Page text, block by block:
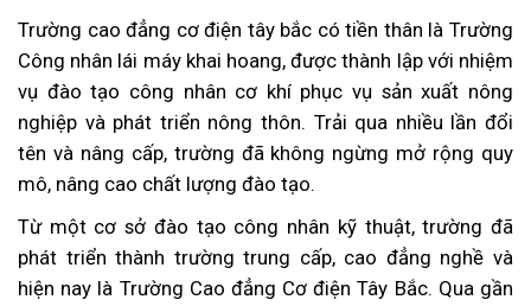
Trường cao đẳng cơ điện tây bắc có tiền thân là Trường
Công nhân lái máy khai hoang, được thành lập với nhiệm
vụ đào tạo công nhân cơ khí phục vụ sản xuất nông
nghiệp và phát triển nông thôn. Trải qua nhiều lần đổi
tên và nâng cấp, trường đã không ngừng mở rộng quy
mô, nâng cao chất lượng đào tạo.
Từ một cơ sở đào tạo công nhân kỹ thuật, trường đã
phát triển thành trường trung cấp, cao đẳng nghề và
hiện nay là Trường Cao đẳng Cơ điện Tây Bắc. Qua gần